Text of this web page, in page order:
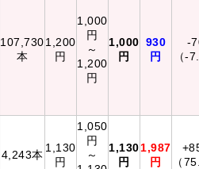
107,730
本
1,200
円
1,000
円
～
1,200
円
1,000
円
930
円
-
（-
4,243本
1,130
円
1,050
円
～
1,130
円
1,987
円
（